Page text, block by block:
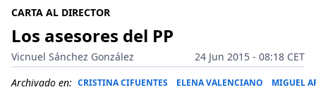
CARTA AL DIRECTOR
Los asesores del PP
Vicnuel Sánchez González
24 Jun 2015 - 08:18 CET
Archivado en: CRISTINA CIFUENTES ELENA VALENCIANO MIGUEL